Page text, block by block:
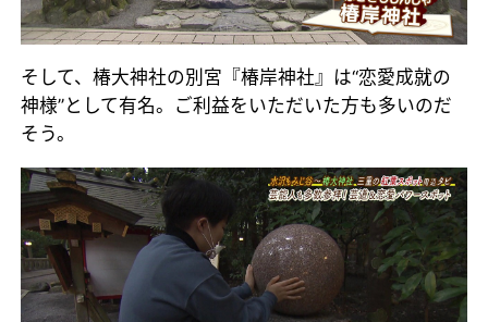
そして、椿大神社の別宮『椿岸神社』は“恋愛成就の
神様”として有名。ご利益をいただいた方も多いのだ
そう。